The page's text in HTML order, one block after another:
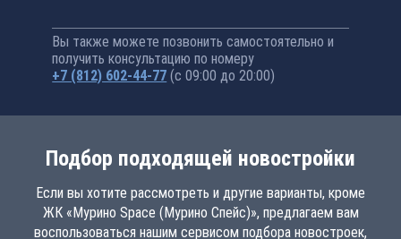
Вы также можете позвонить самостоятельно и
получить консультацию по номеру
+7 (812) 602-44-77 (с 09:00 до 20:00)
Подбор подходящей новостройки
Если вы хотите рассмотреть и другие варианты, кроме
ЖК «Мурино Space (Мурино Спейс)», предлагаем вам
воспользоваться нашим сервисом подбора новостроек,